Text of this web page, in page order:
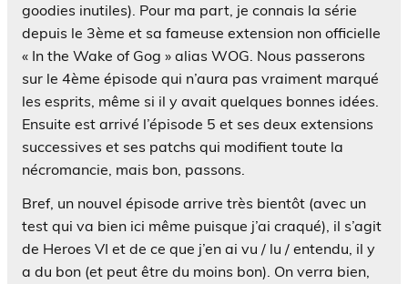
goodies inutiles). Pour ma part, je connais la série
depuis le 3ème et sa fameuse extension non officielle
« In the Wake of Gog » alias WOG. Nous passerons
sur le 4ème épisode qui n’aura pas vraiment marqué
les esprits, même si il y avait quelques bonnes idées.
Ensuite est arrivé l’épisode 5 et ses deux extensions
successives et ses patchs qui modifient toute la
nécromancie, mais bon, passons.
Bref, un nouvel épisode arrive très bientôt (avec un
test qui va bien ici même puisque j’ai craqué), il s’agit
de Heroes VI et de ce que j’en ai vu / lu / entendu, il y
a du bon (et peut être du moins bon). On verra bien,